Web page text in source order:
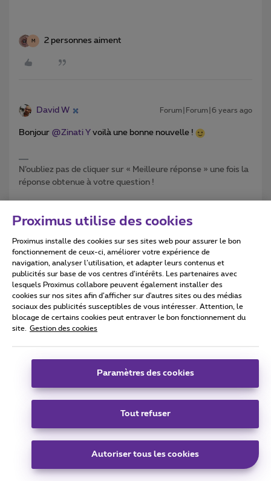
M 2 personnes aiment
David W Forum|Forum|6 years ago
Bonjour @Zinati Y voilà une bonne nouvelle !
N’oubliez pas de cliquer sur « Meilleure réponse » une fois la
réponse obtenue à votre question !
La Jupiler Pro League est de retour :
consultez le calendrier sportif Pickx
Proximus utilise des cookies
Proximus installe des cookies sur ses sites web pour assurer le bon
fonctionnement de ceux-ci, améliorer votre expérience de
navigation, analyser l’utilisation, et adapter leurs contenus et
publicités sur base de vos centres d’intérêts. Les partenaires avec
lesquels Proximus collabore peuvent également installer des
cookies sur nos sites afin d’afficher sur d'autres sites ou des médias
sociaux des publicités susceptibles de vous intéresser. Attention, le
blocage de certains cookies peut entraver le bon fonctionnement du
site.
Gestion des cookies
Paramètres des cookies
Tout refuser
Autoriser tous les cookies